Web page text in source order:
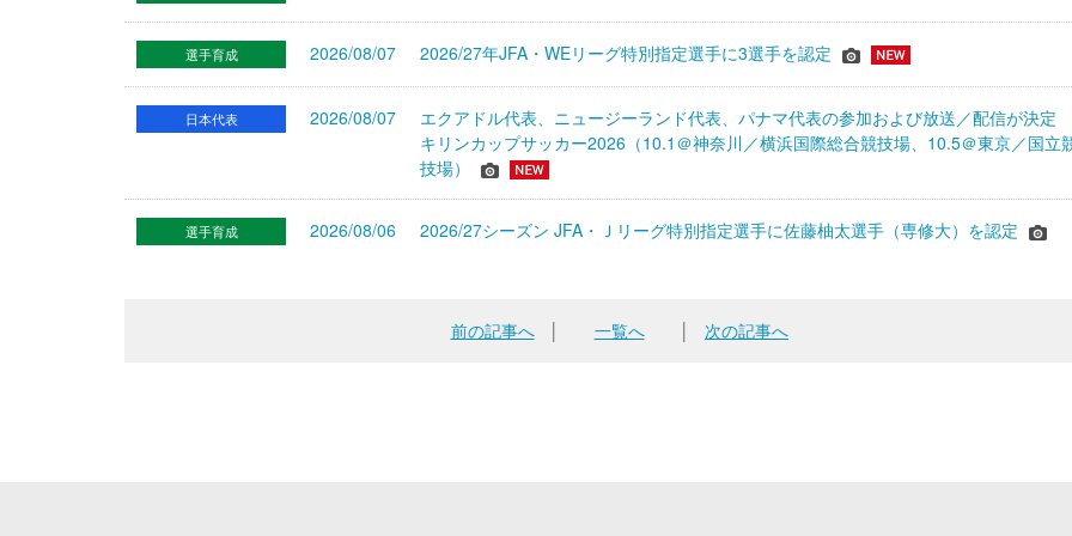
選手育成 2026/08/07 2026/27年JFA・WEリーグ特別指定選手に3選手を認定
日本代表 2026/08/07
エクアドル代表、ニュージーランド代表、パナマ代表の参加および放送／配信が決定
キリンカップサッカー2026（10.1＠神奈川／横浜国際総合競技場、10.5＠東京／国立
技場）
選手育成 2026/08/06 2026/27シーズン JFA・Ｊリーグ特別指定選手に佐藤柚太選手（専修大）を認定
前の記事へ│ 一覧へ │ 次の記事へ